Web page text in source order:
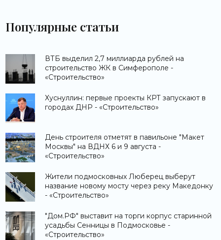
Популярные статьи
ВТБ выделил 2,7 миллиарда рублей на
строительство ЖК в Симферополе -
«Строительство»
Хуснуллин: первые проекты КРТ запускают в
городах ДНР - «Строительство»
День строителя отметят в павильоне "Макет
Москвы" на ВДНХ 6 и 9 августа -
«Строительство»
Жители подмосковных Люберец выберут
название новому мосту через реку Македонку
- «Строительство»
"Дом.РФ" выставит на торги корпус старинной
усадьбы Сенницы в Подмосковье -
«Строительство»